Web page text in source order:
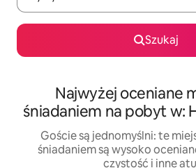
Szukaj
Najwyżej oceniane
śniadaniem na pobyt w:
Goście są jednomyślni: te
śniadaniem są wysoko
czystość i inne